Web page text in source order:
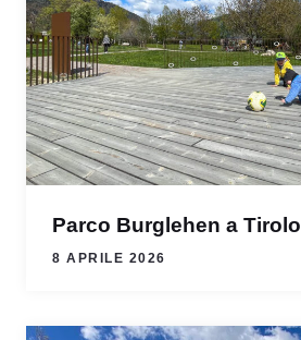
Parco Burglehen a Tirolo
8 APRILE 2026